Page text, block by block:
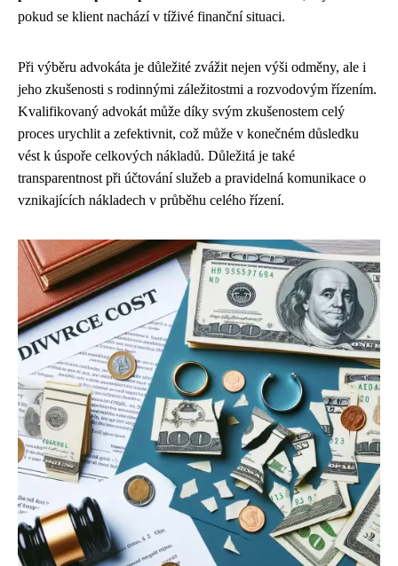
pokud se klient nachází v tíživé finanční situaci.
Při výběru advokáta je důležité zvážit nejen výši odměny, ale i
jeho zkušenosti s rodinnými záležitostmi a rozvodovým řízením.
Kvalifikovaný advokát může díky svým zkušenostem celý
proces urychlit a zefektivnit, což může v konečném důsledku
vést k úspoře celkových nákladů. Důležitá je také
transparentnost při účtování služeb a pravidelná komunikace o
vznikajících nákladech v průběhu celého řízení.